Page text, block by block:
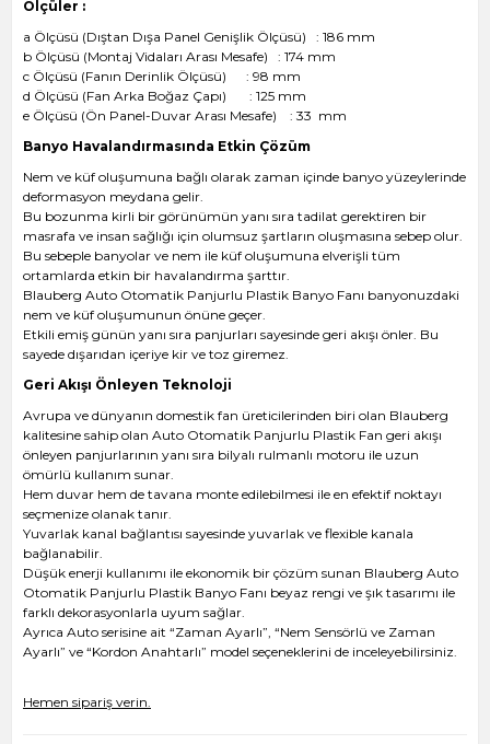
Ölçüler :
a Ölçüsü (Dıştan Dışa Panel Genişlik Ölçüsü) : 186 mm
b Ölçüsü (Montaj Vidaları Arası Mesafe) : 174 mm
c Ölçüsü (Fanın Derinlik Ölçüsü) : 98 mm
d Ölçüsü (Fan Arka Boğaz Çapı) : 125 mm
e Ölçüsü (Ön Panel-Duvar Arası Mesafe) : 33 mm
Banyo Havalandırmasında Etkin Çözüm
Nem ve küf oluşumuna bağlı olarak zaman içinde banyo yüzeylerinde
deformasyon meydana gelir.
Bu bozunma kirli bir görünümün yanı sıra tadilat gerektiren bir
masrafa ve insan sağlığı için olumsuz şartların oluşmasına sebep olur.
Bu sebeple banyolar ve nem ile küf oluşumuna elverişli tüm
ortamlarda etkin bir havalandırma şarttır.
Blauberg Auto Otomatik Panjurlu Plastik Banyo Fanı banyonuzdaki
nem ve küf oluşumunun önüne geçer.
Etkili emiş günün yanı sıra panjurları sayesinde geri akışı önler. Bu
sayede dışarıdan içeriye kir ve toz giremez.
Geri Akışı Önleyen Teknoloji
Avrupa ve dünyanın domestik fan üreticilerinden biri olan Blauberg
kalitesine sahip olan Auto Otomatik Panjurlu Plastik Fan geri akışı
önleyen panjurlarının yanı sıra bilyalı rulmanlı motoru ile uzun
ömürlü kullanım sunar.
Hem duvar hem de tavana monte edilebilmesi ile en efektif noktayı
seçmenize olanak tanır.
Yuvarlak kanal bağlantısı sayesinde yuvarlak ve flexible kanala
bağlanabilir.
Düşük enerji kullanımı ile ekonomik bir çözüm sunan Blauberg Auto
Otomatik Panjurlu Plastik Banyo Fanı beyaz rengi ve şık tasarımı ile
farklı dekorasyonlarla uyum sağlar.
Ayrıca Auto serisine ait “Zaman Ayarlı”, “Nem Sensörlü ve Zaman
Ayarlı” ve “Kordon Anahtarlı” model seçeneklerini de inceleyebilirsiniz.
Hemen sipariş verin.